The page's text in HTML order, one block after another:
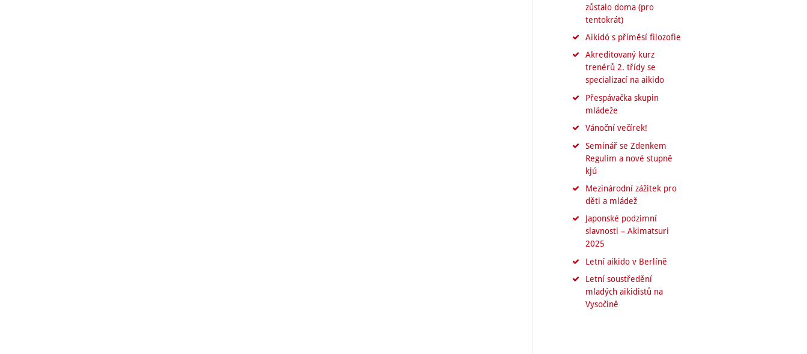
zůstalo doma (pro
tentokrát)
Aikidó s příměsí filozofie
Akreditovaný kurz
trenérů 2. třídy se
specializací na aikido
Přespávačka skupin
mládeže
Vánoční večírek!
Seminář se Zdenkem
Regulim a nové stupně
kjú
Mezinárodní zážitek pro
děti a mládež
Japonské podzimní
slavnosti – Akimatsuri
2025
Letní aikido v Berlíně
Letní soustředění
mladých aikidistů na
Vysočině